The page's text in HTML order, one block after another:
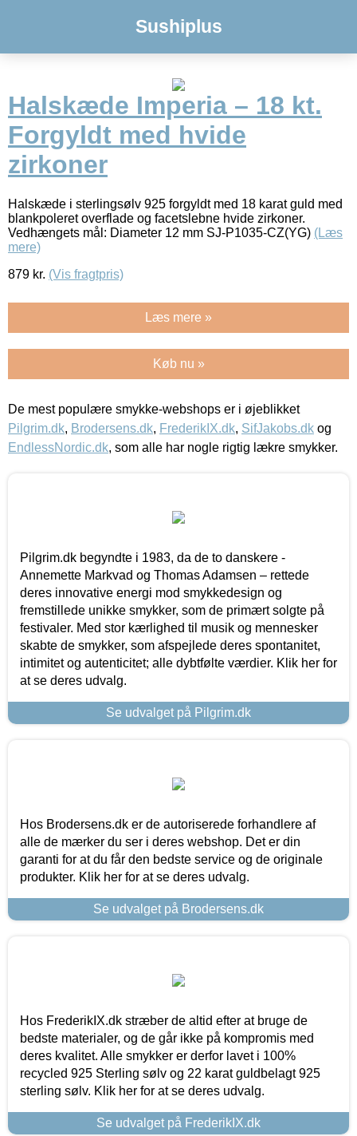
Sushiplus
Halskæde Imperia – 18 kt.
Forgyldt med hvide
zirkoner
Halskæde i sterlingsølv 925 forgyldt med 18 karat guld med
blankpoleret overflade og facetslebne hvide zirkoner.
Vedhængets mål: Diameter 12 mm SJ-P1035-CZ(YG) (Læs
mere)
879 kr. (Vis fragtpris)
Læs mere »
Køb nu »
De mest populære smykke-webshops er i øjeblikket
Pilgrim.dk, Brodersens.dk, FrederikIX.dk, SifJakobs.dk og
EndlessNordic.dk, som alle har nogle rigtig lækre smykker.
Pilgrim.dk begyndte i 1983, da de to danskere -
Annemette Markvad og Thomas Adamsen – rettede
deres innovative energi mod smykkedesign og
fremstillede unikke smykker, som de primært solgte på
festivaler. Med stor kærlighed til musik og mennesker
skabte de smykker, som afspejlede deres spontanitet,
intimitet og autenticitet; alle dybtfølte værdier. Klik her for
at se deres udvalg.
Se udvalget på Pilgrim.dk
Hos Brodersens.dk er de autoriserede forhandlere af
alle de mærker du ser i deres webshop. Det er din
garanti for at du får den bedste service og de originale
produkter. Klik her for at se deres udvalg.
Se udvalget på Brodersens.dk
Hos FrederikIX.dk stræber de altid efter at bruge de
bedste materialer, og de går ikke på kompromis med
deres kvalitet. Alle smykker er derfor lavet i 100%
recycled 925 Sterling sølv og 22 karat guldbelagt 925
sterling sølv. Klik her for at se deres udvalg.
Se udvalget på FrederikIX.dk